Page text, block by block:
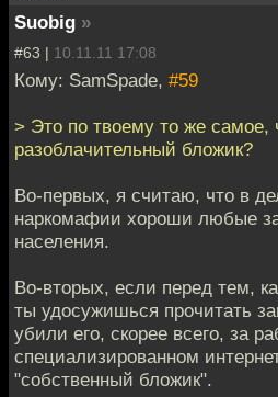
Suobig »
#63 | 10.11.11 17:08
Кому: SamSpade, #59
> Это по твоему то же самое,
разоблачительный бложик?
Во-первых, я считаю, что в
наркомафии хороши любые
населения.
Во-вторых, если перед тем,
ты удосужишься прочитать
убили его, скорее всего, за
специализированном
"собственный бложик".